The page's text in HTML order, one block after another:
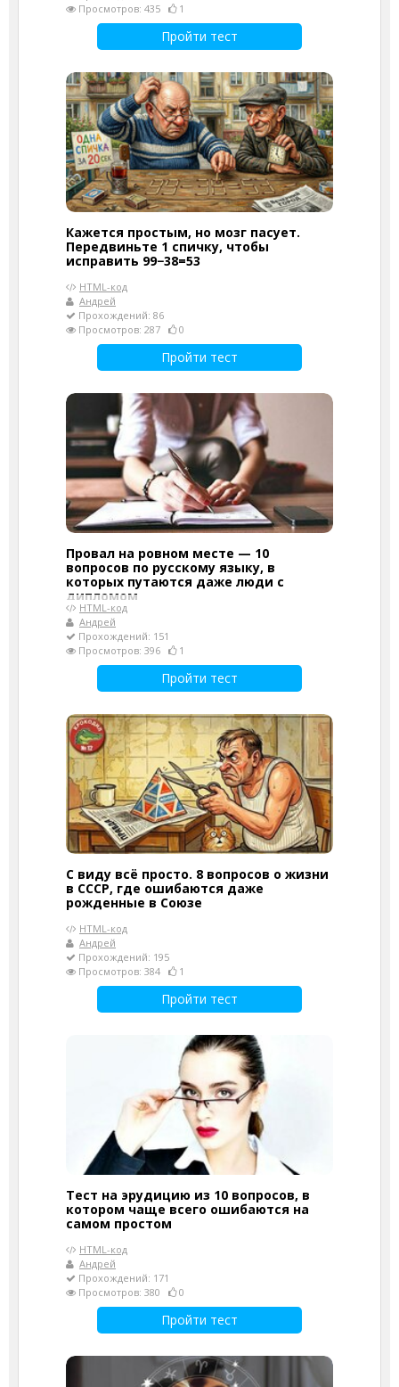
Просмотров: 435
1
Пройти тест
Кажется простым, но мозг пасует.
Передвиньте 1 спичку, чтобы
исправить 99−38=53
HTML-код
Андрей
Прохождений: 86
Просмотров: 287
0
Пройти тест
Провал на ровном месте — 10
вопросов по русскому языку, в
которых путаются даже люди с
дипломом
HTML-код
Андрей
Прохождений: 151
Просмотров: 396
1
Пройти тест
С виду всё просто. 8 вопросов о жизни
в СССР, где ошибаются даже
рожденные в Союзе
HTML-код
Андрей
Прохождений: 195
Просмотров: 384
1
Пройти тест
Тест на эрудицию из 10 вопросов, в
котором чаще всего ошибаются на
самом простом
HTML-код
Андрей
Прохождений: 171
Просмотров: 380
0
Пройти тест